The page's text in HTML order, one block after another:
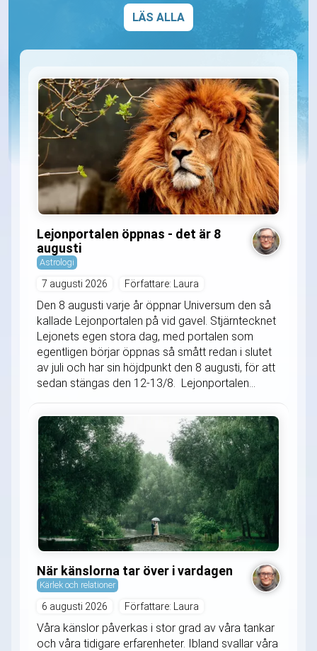
LÄS ALLA
Lejonportalen öppnas - det är 8
augusti
Astrologi
7 augusti 2026 Författare: Laura
Den 8 augusti varje år öppnar Universum den så
kallade Lejonportalen på vid gavel. Stjärntecknet
Lejonets egen stora dag, med portalen som
egentligen börjar öppnas så smått redan i slutet
av juli och har sin höjdpunkt den 8 augusti, för att
sedan stängas den 12-13/8. Lejonportalen...
När känslorna tar över i vardagen
Kärlek och relationer
6 augusti 2026 Författare: Laura
Våra känslor påverkas i stor grad av våra tankar
och våra tidigare erfarenheter. Ibland svallar våra